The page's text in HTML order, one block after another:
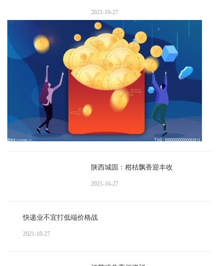
2021-10-27
陕西城固：柑桔飘香迎丰收
2021-10-27
快递业不宜打低端价格战
2021-10-27